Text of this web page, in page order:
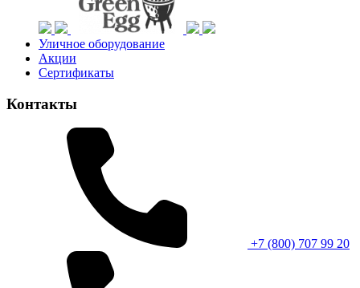
Уличное оборудование
Акции
Сертификаты
Контакты
+7 (800) 707 99 20